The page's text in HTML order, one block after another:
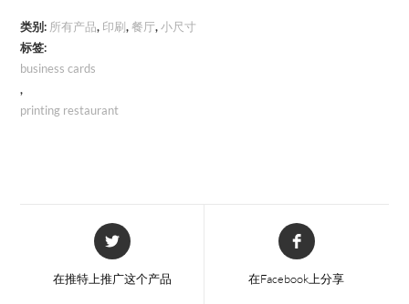
量
类别: 所有产品, 印刷, 餐厅,小尺寸
标签:
business cards
,
printing restaurant
在
新
窗
口
在推特上推广这个产品
在
新
在Facebook上分享